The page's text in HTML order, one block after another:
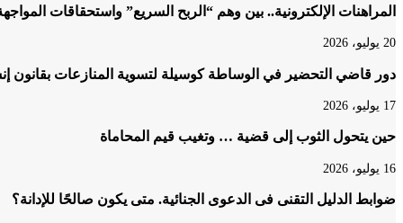
المراهنات الإلكترونية.. بين وهم “الربح السريع” واستحقاقات المواجهة
20 يوليو، 2026
دور قاضي التحضير في الوساطة كوسيلة لتسوية المنازعات بقانون
17 يوليو، 2026
حين يتحول الثوب إلى قضية … وتغيب قيم المحاماة
16 يوليو، 2026
ضوابط الدليل التقنى فى الدعوى الجنائية. متى يكون صالحًا للإدانة؟